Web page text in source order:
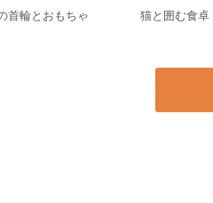
首輪とおもちゃ 猫と囲む食卓